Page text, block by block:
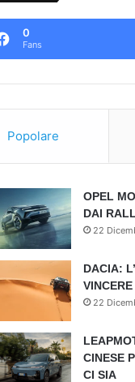
0
Fans
Popolare
OPEL
DAI
22
DACIA:
22
CINESE
CI SIA